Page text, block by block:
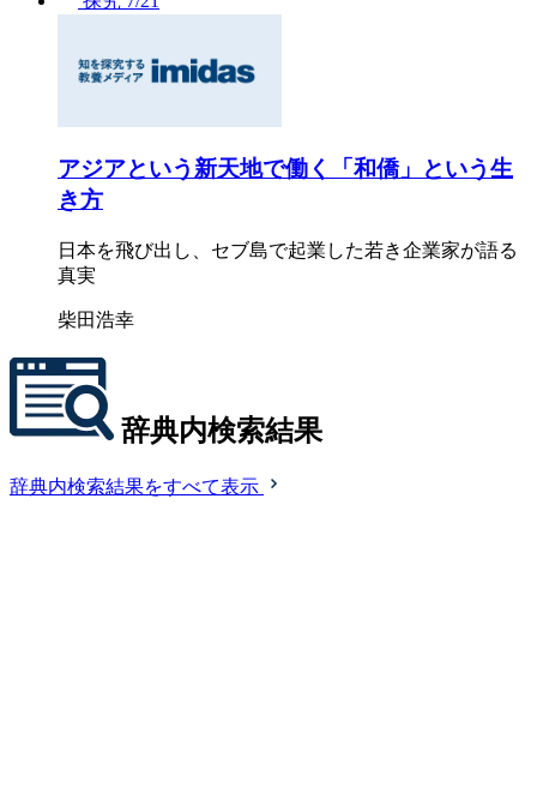
アジアという新天地で働く「和僑」という生
き方
日本を飛び出し、セブ島で起業した若き企業家が語る
真実
柴田浩幸
辞典内検索結果
辞典内検索結果をすべて表示